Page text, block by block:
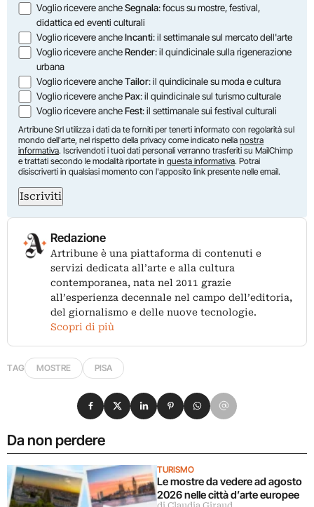
Opzioni
Voglio ricevere ancheSegnala: focus su mostre, festival,
didattica ed eventi culturali
Voglio ricevere ancheIncanti: il settimanale sul mercato dell'arte
Voglio ricevere ancheRender: il quindicinale sulla rigenerazione
urbana
Voglio ricevere ancheTailor: il quindicinale su moda e cultura
Voglio ricevere anchePax: il quindicinale sul turismo culturale
Voglio ricevere ancheFest: il settimanale sui festival culturali
Artribune Srl utilizza i dati da te forniti per tenerti informato con regolarità sul
mondo dell'arte, nel rispetto della privacy come indicato nella nostra
informativa. Iscrivendoti i tuoi dati personali verranno trasferiti su MailChimp
e trattati secondo le modalità riportate in questa informativa. Potrai
disiscriverti in qualsiasi momento con l'apposito link presente nelle email.
Iscriviti
Redazione
Artribune è una piattaforma di contenuti e
servizi dedicata all’arte e alla cultura
contemporanea, nata nel 2011 grazie
all’esperienza decennale nel campo dell’editoria,
del giornalismo e delle nuove tecnologie.
Scopri di più
TAG MOSTRE PISA
Da non perdere
TURISMO
Le mostre da vedere ad agosto
2026 nelle città d’arte europee
Condividi su Facebook
Condividi su X
Condividi su LinkedIn
Condividi su Pinterest
Condividi su WhatsApp
Condividi su Email